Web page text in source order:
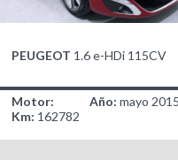
PEUGEOT 1.6 e-HDi 115CV
Motor: Año: mayo
Km: 162782